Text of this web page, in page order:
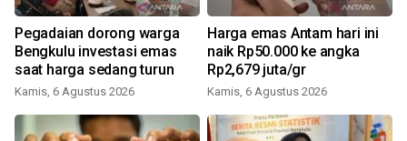
Pegadaian dorong warga
Bengkulu investasi emas
saat harga sedang turun
Kamis, 6 Agustus 2026
Harga emas Antam hari ini
naik Rp50.000 ke angka
Rp2,679 juta/gr
Kamis, 6 Agustus 2026